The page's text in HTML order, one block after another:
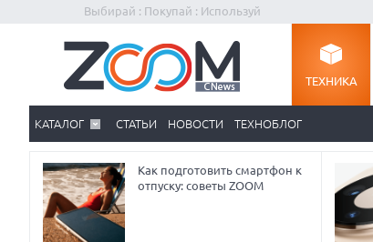
Выбирай : Покупай : Используй
ТЕХНИКА
КАТАЛОГ СТАТЬИ НОВОСТИ ТЕХНОБЛОГ
Как подготовить смартфон к
отпуску: советы ZOOM